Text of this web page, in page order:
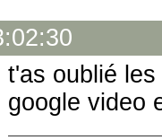
t'as oublié les
google video